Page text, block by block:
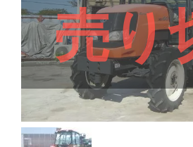
売り